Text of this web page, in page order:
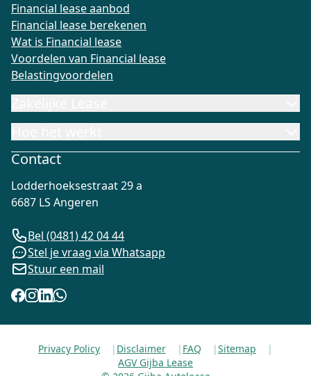
Financial lease aanbod
Financial lease berekenen
Wat is Financial lease
Voordelen van Financial lease
Belastingvoordelen
Contact
Lodderhoeksestraat 29 a
6687 LS Angeren
Bel (0481) 42 04 44
Stel je vraag via Whatsapp
Stuur een mail
Privacy Policy | Disclaimer | FAQ |Sitemap
|
AGV Gijba Lease